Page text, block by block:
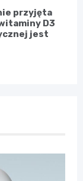
przyjęta
D3
jest